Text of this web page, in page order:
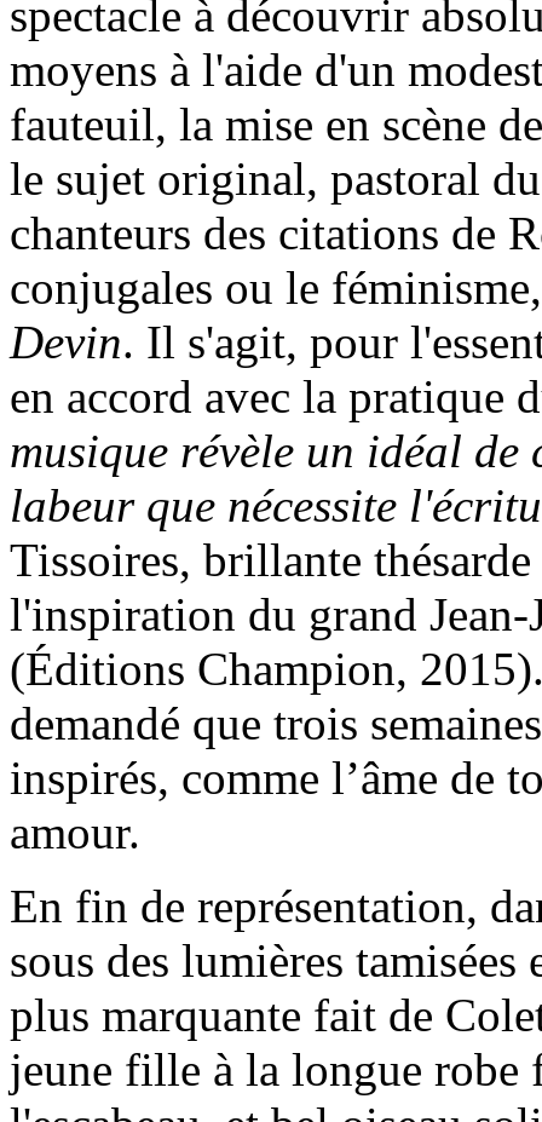
spectacle à découvrir
moyens à l'aide d'un
fauteuil, la mise en scène
le sujet original, pastoral
chanteurs des citations de
conjugales ou le
Devin. Il s'agit, pour
en accord avec la pratique
musique révèle un idéal
labeur que nécessite
Tissoires, brillante
l'inspiration du grand Jean-
(Éditions Champion,
demandé que trois
inspirés, comme l’âme de
amour.
En fin de représentation,
sous des lumières
plus marquante fait de
jeune fille à la longue robe